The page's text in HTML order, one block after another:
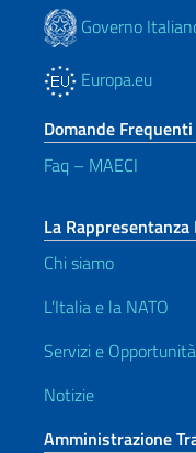
Governo
Europa.eu
Domande Frequenti
Faq – MAECI
La
Chi siamo
L’Italia e la NATO
Servizi e Opportunità
Notizie
Amministrazione